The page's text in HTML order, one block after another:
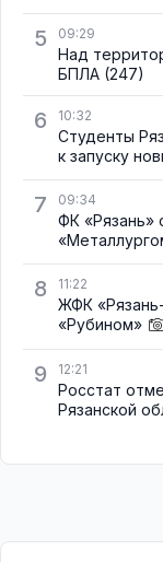
5 09:29
Над
БПЛА (247)
6 10:32
Студенты
к запуску
7 09:34
ФК «Рязань»
8 11:22
ЖФК
«Рубином»
9 12:21
Росстат
Рязанской